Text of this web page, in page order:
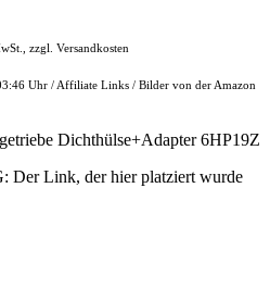
zzgl. Versandkosten
Uhr / Affiliate Links / Bilder von der Amazon
Dichthülse+Adapter 6HP19Z
Link, der hier platziert wurde